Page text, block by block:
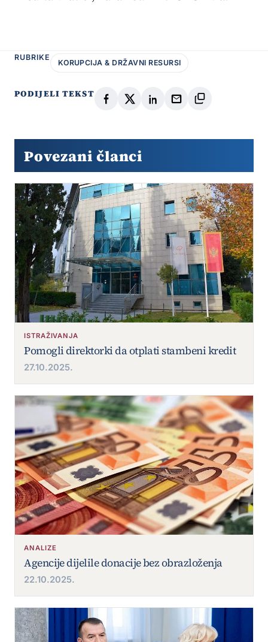
RUBRIKE
KORUPCIJA & DRŽAVNI RESURSI
PODIJELI TEKST
Povezani članci
ISTRAŽIVANJA
Pomogli direktorki da otplati stambeni kredit
27.10.2025.
ANALIZE
Agencije dijelile donacije bez obrazloženja
22.10.2025.